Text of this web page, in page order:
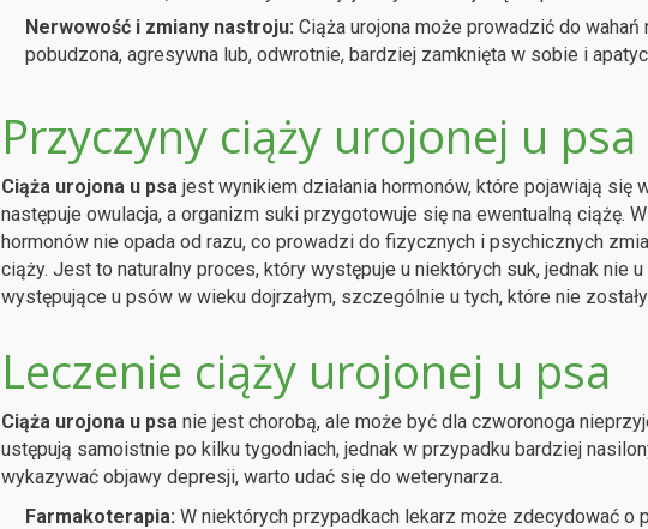
Nerwowość i zmiany nastroju: Ciąża urojona może prowadzić do
pobudzona, agresywna lub, odwrotnie, bardziej zamknięta w sobie i
Przyczyny ciąży urojonej u psa
Ciąża urojona u psa jest wynikiem działania hormonów, które pojawiają
następuje owulacja, a organizm suki przygotowuje się na ewentualną ciążę.
hormonów nie opada od razu, co prowadzi do fizycznych i psychicznych
ciąży. Jest to naturalny proces, który występuje u niektórych suk, jednak nie
występujące u psów w wieku dojrzałym, szczególnie u tych, które nie
Leczenie ciąży urojonej u psa
Ciąża urojona u psa nie jest chorobą, ale może być dla czworonoga
ustępują samoistnie po kilku tygodniach, jednak w przypadku bardziej
wykazywać objawy depresji, warto udać się do weterynarza.
Farmakoterapia: W niektórych przypadkach lekarz może zdecydować o